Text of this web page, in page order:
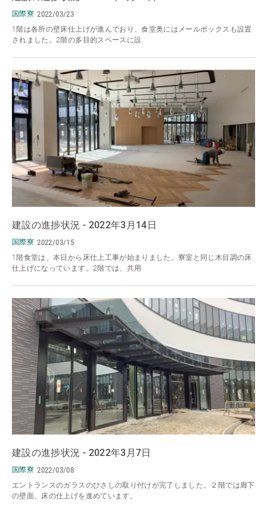
国際寮 2022/03/23
1階は各所の壁床仕上げが進んでおり、食堂奥にはメールボックスも設置
されました。2階の多目的スペースに設
建設の進捗状況 - 2022年3月14日
国際寮 2022/03/15
1階食堂は、本日から床仕上工事が始まりました。寮室と同じ木目調の床
仕上げになっています。2階では、共用
建設の進捗状況 - 2022年3月7日
国際寮 2022/03/08
エントランスのガラスのひさしの取り付けが完了しました。２階では廊下
の壁面、床の仕上げを進めています。